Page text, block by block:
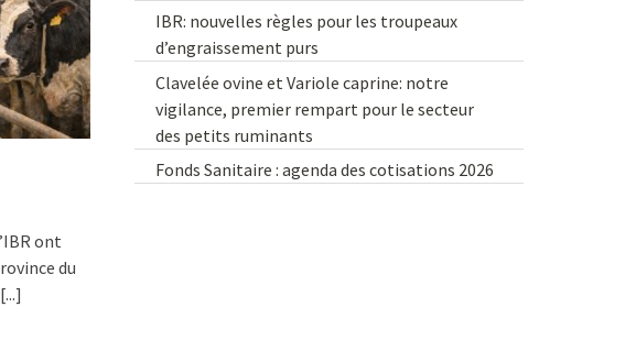
ont
du
[...]
IBR: nouvelles règles pour les troupeaux
d’engraissement purs
Clavelée ovine et Variole caprine: notre
vigilance, premier rempart pour le secteur
des petits ruminants
Fonds Sanitaire : agenda des cotisations 2026